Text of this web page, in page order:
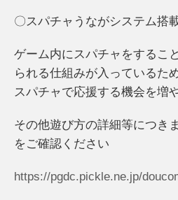
〇スパチャうながシステム搭
ゲーム内にスパチャをするこ
られる仕組みが入っているた
スパチャで応援する機会を増
その他遊び方の詳細等につき
をご確認ください
https://pgdc.pickle.ne.jp/